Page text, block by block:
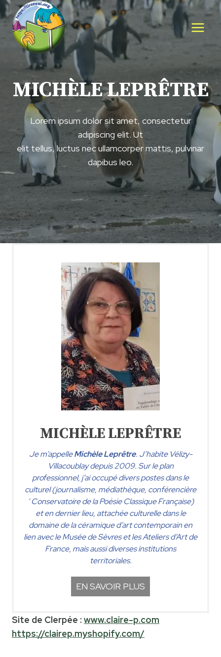
Aller
au
contenu
MICHÈLE LEPRÊTRE
Lorem ipsum dolor sit amet, consectetur
adipiscing elit. Ut
elit tellus, luctus nec ullamcorper mattis, pulvinar
dapibus leo.
MICHÈLE LEPRÊTRE
Je m’appelleMichèle Leprêtre. J’habite Vélizy-
Villacoublay depuis 2009. Sur le plan
professionnel, j’ai occupé divers postes dans le
culturel (journalisme, médiathèque, conférencière
‘ Conservatoire de la Poésie Classique Française)
et en dernier lieu, attachée culturelle dans le
domaine de la céramique d’art contemporain en
lien avec le Musée de Sèvres et les Ateliers d’Art de
France, mais aussi diverses institutions
territoriales.
EN SAVOIR PLUS
Site de Clerpée : www.claire-p.com
https://clairep.myshopify.com/